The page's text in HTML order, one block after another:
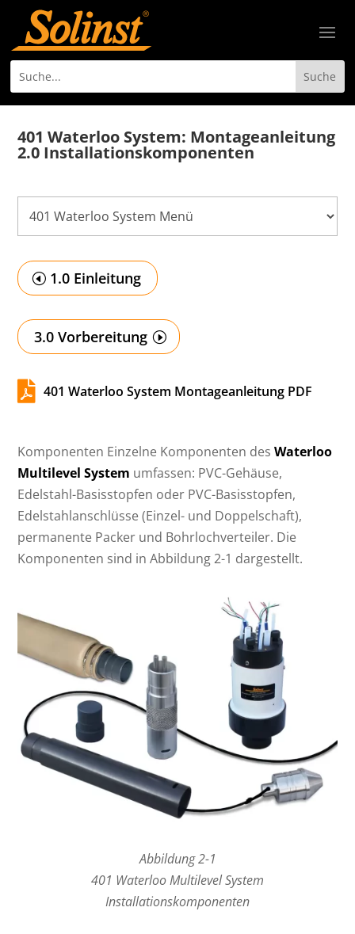
401 Waterloo System: Montageanleitung
2.0 Installationskomponenten
1.0 Einleitung
3.0 Vorbereitung
 401 Waterloo System Montageanleitung PDF
Komponenten Einzelne Komponenten desWaterloo
Multilevel System umfassen: PVC-Gehäuse,
Edelstahl-Basisstopfen oder PVC-Basisstopfen,
Edelstahlanschlüsse (Einzel- und Doppelschaft),
permanente Packer und Bohrlochverteiler. Die
Komponenten sind in Abbildung 2-1 dargestellt.
Abbildung 2-1
401 Waterloo Multilevel System
Installationskomponenten